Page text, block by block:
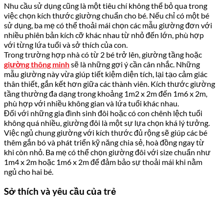
Nhu cầu sử dụng cũng là một tiêu chí không thể bỏ qua trong
việc chọn kích thước giường chuẩn cho bé. Nếu chỉ có một bé
sử dụng, ba mẹ có thể thoải mái chọn các mẫu giường đơn với
nhiều phiên bản kích cỡ khác nhau từ nhỏ đến lớn, phù hợp
với từng lứa tuổi và sở thích của con.
Trong trường hợp nhà có từ 2 bé trở lên, giường tầng hoặc
giường thông minhsẽ là những gợi ý cần cân nhắc. Những
mẫu giường này vừa giúp tiết kiệm diện tích, lại tạo cảm giác
thân thiết, gắn kết hơn giữa các thành viên. Kích thước giường
tầng thường đa dạng trong khoảng 1m2 x 2m đến 1m6 x 2m,
phù hợp với nhiều không gian và lứa tuổi khác nhau.
Đối với những gia đình sinh đôi hoặc có con chênh lệch tuổi
không quá nhiều, giường đôi là một sự lựa chọn khá lý tưởng.
Việc ngủ chung giường với kích thước đủ rộng sẽ giúp các bé
thêm gắn bó và phát triển kỹ năng chia sẻ, hoà đồng ngay từ
khi còn nhỏ. Ba mẹ có thể chọn giường đôi với size chuẩn như
1m4 x 2m hoặc 1m6 x 2m để đảm bảo sự thoải mái khi nằm
ngủ cho hai bé.
Sở thích và yêu cầu của trẻ